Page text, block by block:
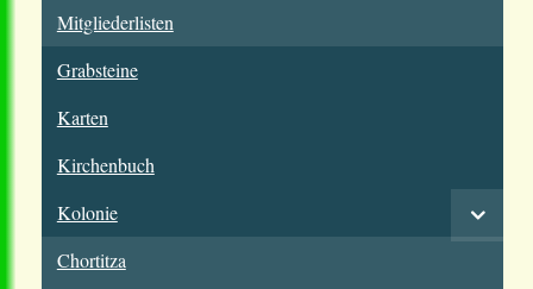
Mitgliederlisten
Grabsteine
Karten
Kirchenbuch
Kolonie
Chortitza